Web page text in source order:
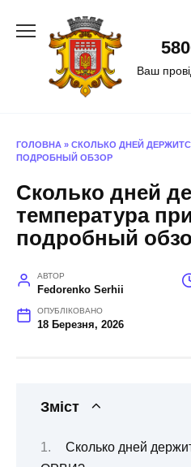
Ваш
ГОЛОВНА » СКОЛЬКО ДНЕЙ
ПОДРОБНЫЙ ОБЗОР
Сколько дней
температура
подробный
АВТОР
Fedorenko Serhii
ОПУБЛІКОВАНО
18 Березня, 2026
Зміст
Сколько дней